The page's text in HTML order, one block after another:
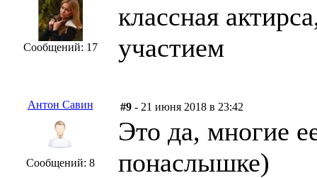
Сообщений: 17
классная
участием
Антон Савин
Сообщений: 8
#9 - 21 июня 2018 в 23:42
Это да, многие
понаслышке)